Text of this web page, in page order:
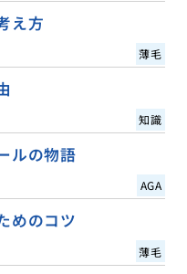
え方
薄毛
知識
ルの物語
AGA
めのコツ
薄毛